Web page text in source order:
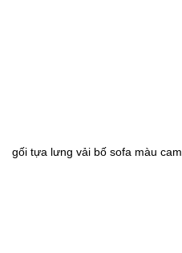
gối tựa lưng vải bố sofa màu cam